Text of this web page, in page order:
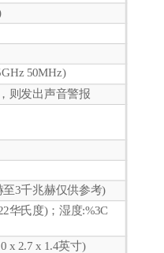
50MHz)
则发出声音警报
至3千兆赫仅供参考)
华氏度)；湿度:%3C
x 2.7 x 1.4英寸)